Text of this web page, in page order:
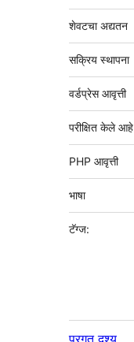
शेवटचा अद्यतन
सक्रिय स्थापना
वर्डप्रेस आवृत्ती
परीक्षित केले आहे
PHP आवृत्ती
भाषा
टॅग्ज:
प्रगत दृश्य